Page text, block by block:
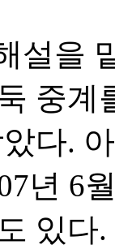
설을
중
다.
년 6
있다.